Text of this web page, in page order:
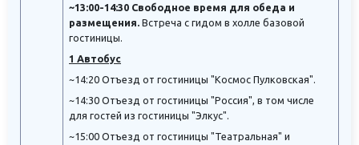
~13:00-14:30 Свободное время для обеда и
размещения. Встреча с гидом в холле базовой
гостиницы.
1 Автобус
~14:20 Отъезд от гостиницы "Космос Пулковская".
~14:30 Отъезд от гостиницы "Россия", в том числе
для гостей из гостиницы "Элкус".
~15:00 Отъезд от гостиницы "Театральная" и